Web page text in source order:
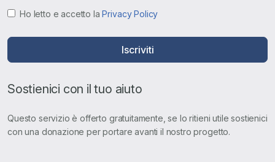
Ho letto e accetto laPrivacy Policy
Iscriviti
Sostienici con il tuo aiuto
Questo servizio è offerto gratuitamente, se lo ritieni utile sostienici
con una donazione per portare avanti il nostro progetto.